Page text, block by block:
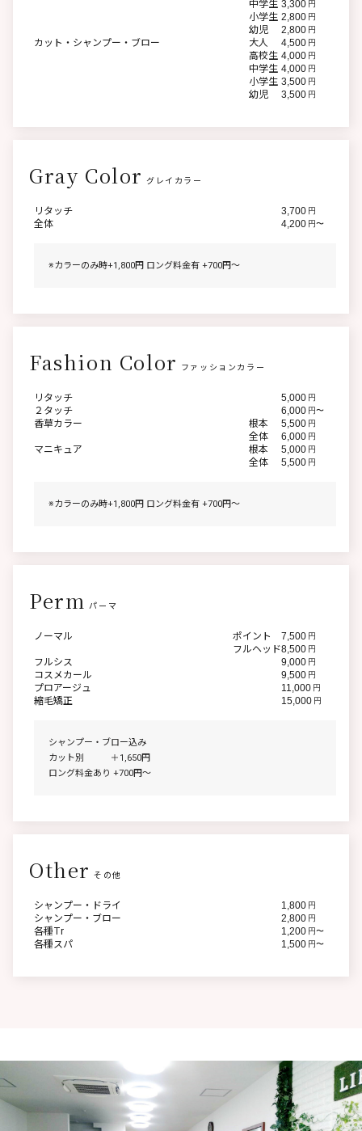
中学生 3,300 円
小学生 2,800 円
幼児 2,800 円
カット・シャンプー・ブロー 大人 4,500 円
高校生 4,000 円
中学生 4,000 円
小学生 3,500 円
幼児 3,500 円
Gray Color グレイカラー
リタッチ 3,700 円
全体 4,200 円〜
※カラーのみ時+1,800円 ロング料金有 +700円〜
Fashion Color ファッションカラー
リタッチ 5,000 円
２タッチ 6,000 円〜
香草カラー 根本 5,500 円
全体 6,000 円
マニキュア 根本 5,000 円
全体 5,500 円
※カラーのみ時+1,800円 ロング料金有 +700円〜
Perm パーマ
ノーマル ポイント 7,500 円
フルヘッド8,500 円
フルシス 9,000 円
コスメカール 9,500 円
プロアージュ 11,000 円
縮毛矯正 15,000 円
シャンプー・ブロー込み
カット別 ＋1,650円
ロング料金あり +700円〜
Other その他
シャンプー・ドライ 1,800 円
シャンプー・ブロー 2,800 円
各種Tr 1,200 円〜
各種スパ 1,500 円〜